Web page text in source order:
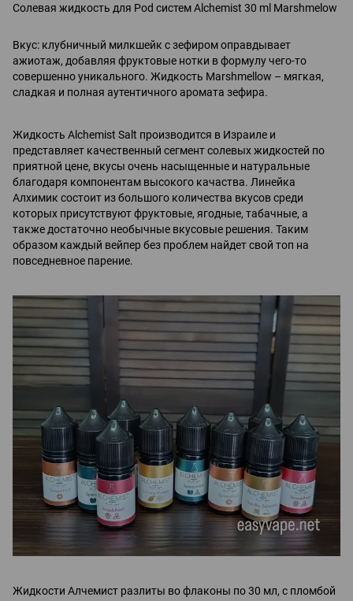
Солевая жидкость для Pod систем Alchemist 30 ml Marshmelow
Вкус: клубничный милкшейк с зефиром оправдывает
ажиотаж, добавляя фруктовые нотки в формулу чего-то
совершенно уникального. Жидкость Marshmellow – мягкая,
сладкая и полная аутентичного аромата зефира.
Жидкость Alchemist Salt производится в Израиле и
представляет качественный сегмент солевых жидкостей по
приятной цене, вкусы очень насыщенные и натуральные
благодаря компонентам высокого качаства. Линейка
Алхимик состоит из большого количества вкусов среди
которых присутствуют фруктовые, ягодные, табачные, а
также достаточно необычные вкусовые решения. Таким
образом каждый вейпер без проблем найдет свой топ на
повседневное парение.
Жидкости Алчемист разлиты во флаконы по 30 мл, с пломбой